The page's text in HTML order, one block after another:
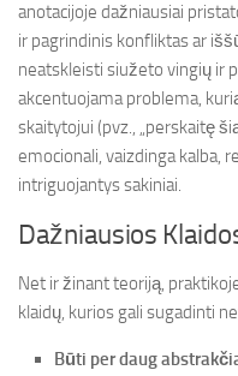
anotacijoje dažniausiai
ir pagrindinis konfliktas ar
neatskleisti siužeto vingių ir
akcentuojama problema,
skaitytojui (pvz., „perskaitę
emocionali, vaizdinga kalba,
intriguojantys sakiniai.
Dažniausios
Net ir žinant teoriją,
klaidų, kurios gali sugadinti
Būti per daug